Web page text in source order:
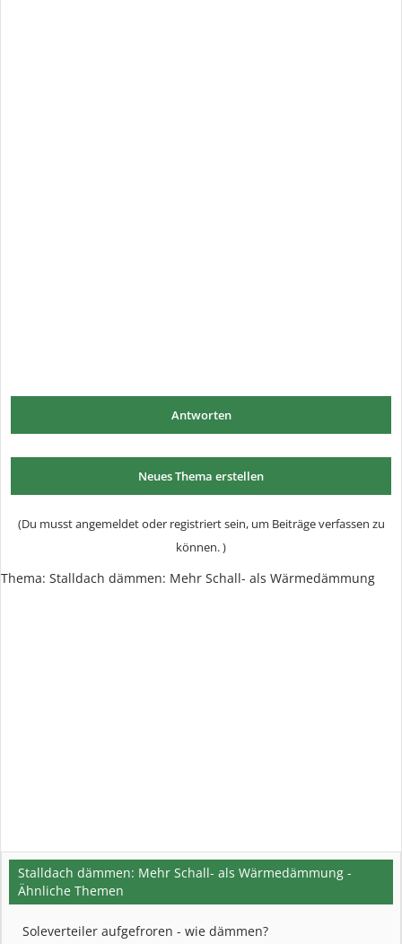
Antworten
Neues Thema erstellen
(Du musst angemeldet oder registriert sein, um Beiträge verfassen zu
können. )
Thema: Stalldach dämmen: Mehr Schall- als Wärmedämmung
Stalldach dämmen: Mehr Schall- als Wärmedämmung -
Ähnliche Themen
Soleverteiler aufgefroren - wie dämmen?